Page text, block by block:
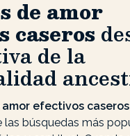
de amor
caseros
de la
efectivos caseros
las búsquedas más